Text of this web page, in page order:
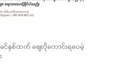
င်နှစ်ထက် ဈေးပိုကောင်းရပေမဲ့